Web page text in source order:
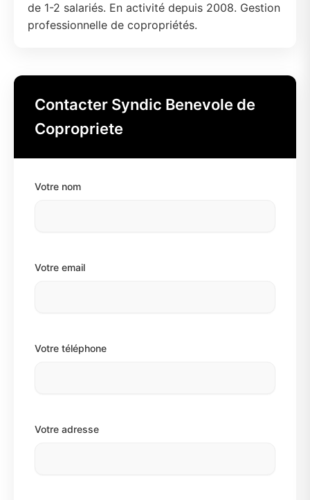
de 1-2 salariés. En activité depuis 2008. Gestion
professionnelle de copropriétés.
Contacter Syndic Benevole de
Copropriete
Votre nom
Votre email
Votre téléphone
Votre adresse